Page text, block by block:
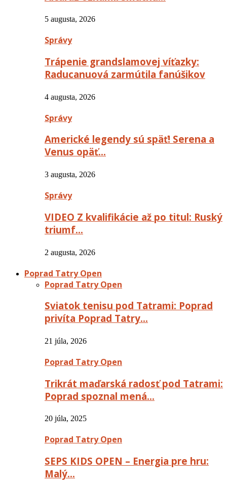
5 augusta, 2026
Správy
Trápenie grandslamovej víťazky:
Raducanuová zarmútila fanúšikov
4 augusta, 2026
Správy
Americké legendy sú späť! Serena a
Venus opäť…
3 augusta, 2026
Správy
VIDEO Z kvalifikácie až po titul: Ruský
triumf…
2 augusta, 2026
Poprad Tatry Open
Poprad Tatry Open
Sviatok tenisu pod Tatrami: Poprad
privíta Poprad Tatry…
21 júla, 2026
Poprad Tatry Open
Trikrát maďarská radosť pod Tatrami:
Poprad spoznal mená…
20 júla, 2025
Poprad Tatry Open
SEPS KIDS OPEN – Energia pre hru:
Malý…